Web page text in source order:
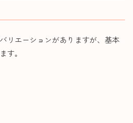
リエーションがありますが、基本
す。